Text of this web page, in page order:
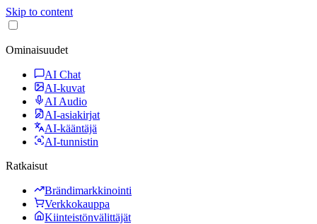
Skip to content
Ominaisuudet
AI Chat
AI-kuvat
AI Audio
AI-asiakirjat
AI-kääntäjä
AI-tunnistin
Ratkaisut
Brändimarkkinointi
Verkkokauppa
Kiinteistönvälittäjät